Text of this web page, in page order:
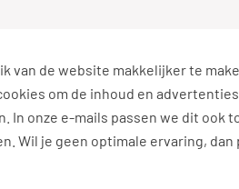
van de website makkelijker te
om de inhoud en
In onze e-mails passen we dit
Wil je geen optimale ervaring,
Werkplezier Contact